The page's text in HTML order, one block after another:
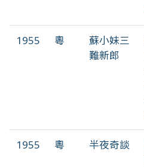
1955 粵
蘇小妹三
難新郎
1955 粵 半夜奇談